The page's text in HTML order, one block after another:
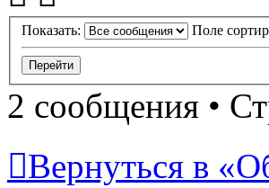
Показать: Поле
2 сообщения •
Вернуться в